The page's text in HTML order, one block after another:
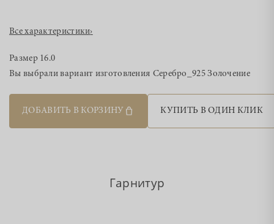
Все характеристики›
Размер 16.0
Вы выбрали вариант изготовления Серебро_925 Золочение
ДОБАВИТЬ В КОРЗИНУ КУПИТЬ В ОДИН КЛИК
Гарнитур